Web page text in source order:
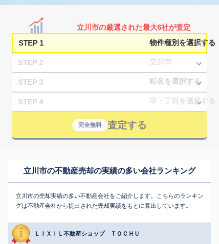
立川市の厳選された最大6社が査定
STEP 1
STEP 2
STEP 3
STEP 4
完全無料 査定する
立川市の不動産売却の実績の多い会社ランキング
立川市の売却実績の多い不動産会社をご紹介します。こちらのランキン
グは不動産会社から提出された売却実績をもとに算出しています。
ＬＩＸＩＬ不動産ショップ ＴＯＣＨＵ
お問い合わせ